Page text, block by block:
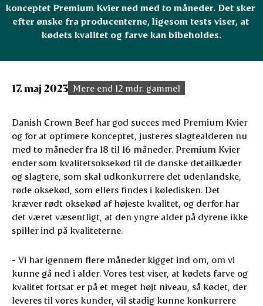
konceptet Premium Kvier ned med to måneder. Det sker
efter ønske fra producenterne, ligesom tests viser, at
kødets kvalitet og farve kan bibeholdes.
17. maj 2023 Mere end 12 mdr. gammel
Danish Crown Beef har god succes med Premium Kvier
og for at optimere konceptet, justeres slagtealderen nu
med to måneder fra 18 til 16 måneder. Premium Kvier
ender som kvalitetsoksekød til de danske detailkæder
og slagtere, som skal udkonkurrere det udenlandske,
røde oksekød, som ellers findes i køledisken. Det
kræver rødt oksekød af højeste kvalitet, og derfor har
det været væsentligt, at den yngre alder på dyrene ikke
spiller ind på kvaliteterne.
- Vi har igennem flere måneder kigget ind om, om vi
kunne gå ned i alder. Vores test viser, at kødets farve og
kvalitet fortsat er på et meget højt niveau, så kødet, der
leveres til vores kunder, vil stadig kunne konkurrere